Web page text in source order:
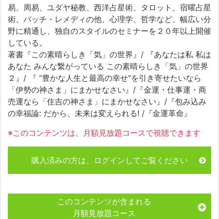
易、周易、ユダヤ秘教、西洋占星術、タロット、宿曜占星
術、バッチ・レメディの他、心理学、哲学など、幅広い分
野に精通し、独自のスタイルのセミナーを２０年以上開催
している。
著書『この素晴らしき「気」の世界』/ 『あなたは私 私は
あなた みんな繋がっている この素晴らしき「気」の世界
２』/ 『 “豊かな人生と最高の幸せ”を引き寄せたいなら
「伊勢の神さま」にまかせなさい』/『金運・仕事運・商
売運なら「住吉の神さま」にまかせなさい』/『包み込み
の幸福論: だから、未来は変えられる! /『金運革命』
※このコンテンツは、月額見放題コースで視聴できます
購入済みの方は、ログインしてご覧ください
このコンテンツが含まれる
月額見放題コース